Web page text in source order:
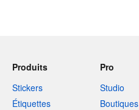
Produits
Stickers
Étiquettes
Pro
Studio
Boutiques